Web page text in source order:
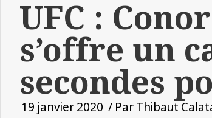
UFC :
s’offre un
secondes
19 janvier 2020 / ParThibaut